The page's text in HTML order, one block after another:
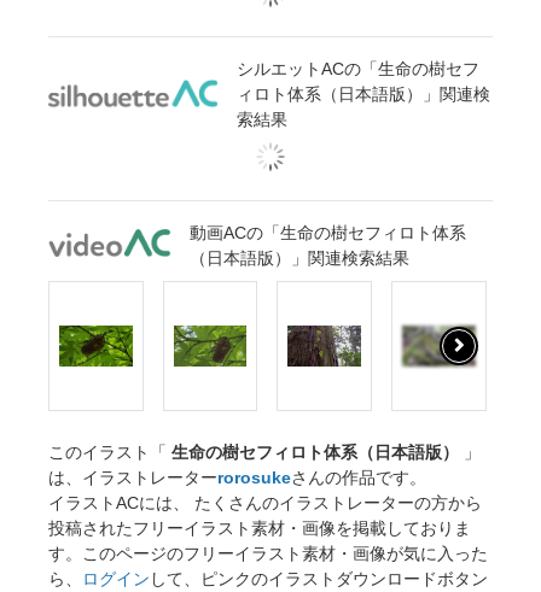
シルエットACの「生命の樹セフ
ィロト体系（日本語版）」関連検
索結果
動画ACの「生命の樹セフィロト体系
（日本語版）」関連検索結果
このイラスト「 生命の樹セフィロト体系（日本語版）
」
は、イラストレーターrorosukeさんの作品です。
イラストACには、 たくさんのイラストレーターの方から
投稿されたフリーイラスト素材・画像を掲載しておりま
す。このページのフリーイラスト素材・画像が気に入った
ら、
ログイン して、ピンクのイラストダウンロードボタン